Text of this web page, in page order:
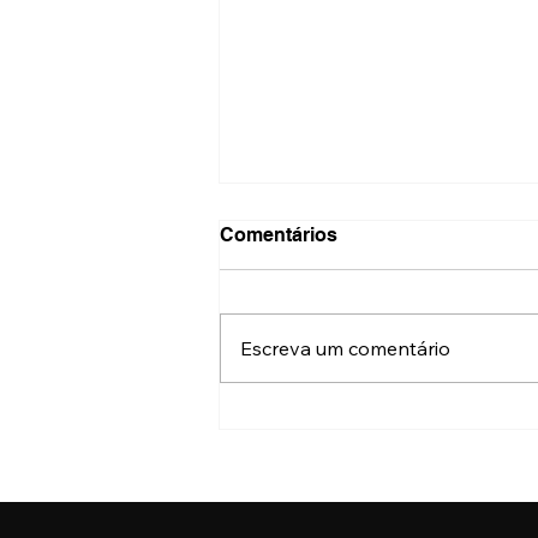
Comentários
Escreva um comentário